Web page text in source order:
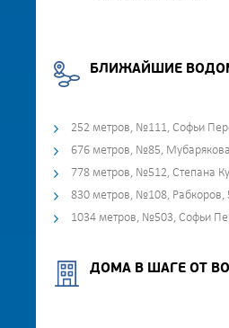
БЛИЖАЙШИЕ
252 метров, №111, Софьи
676 метров, №85,
778 метров, №512, Степана
830 метров, №108, Рабкоров,
1034 метров, №503, Софьи
ДОМА В ШАГЕ ОТ